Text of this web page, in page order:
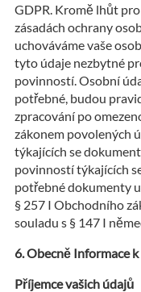
GDPR. Kromě lhůt
zásadách ochrany
uchováváme vaše
tyto údaje nezbytné
povinností. Osobní
potřebné, budou
zpracování po
zákonem povolených
týkajících se
povinností týkajících
potřebné dokumenty
§ 257 I Obchodního
souladu s § 147 I
Obecně Informace
Příjemce vašich údajů